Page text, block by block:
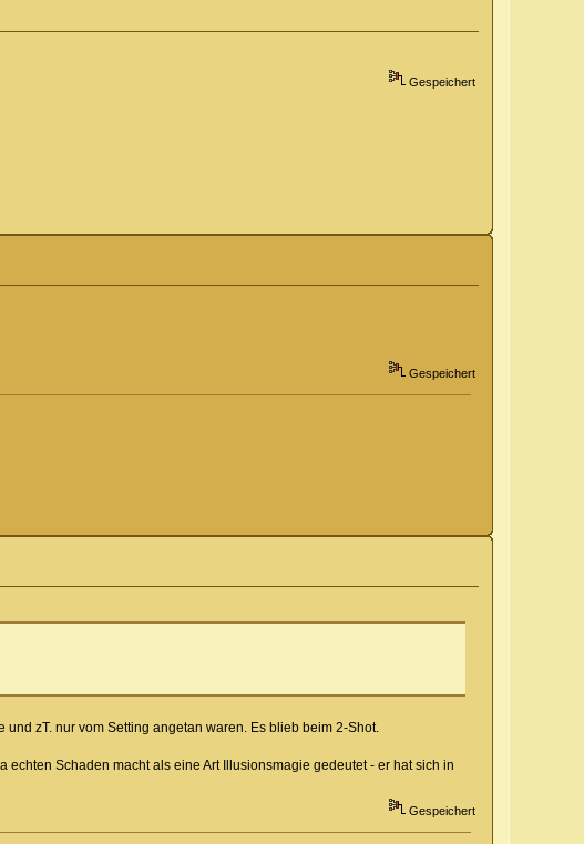
Gespeichert
Gespeichert
zT. nur vom Setting angetan waren. Es blieb beim 2-Shot.
Schaden macht als eine Art Illusionsmagie gedeutet - er hat sich in
Gespeichert